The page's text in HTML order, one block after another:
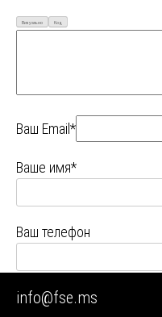
Визуально Код
Ваш Email*
Ваше имя*
Ваш телефон
Ваш город
info@fse.ms